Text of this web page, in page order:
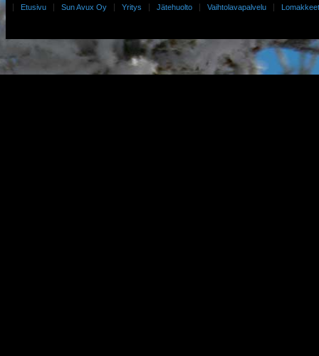
Etusivu
Sun Avux Oy Yritys Jätehuolto Vaihtolavapalvelu Lomakkeet